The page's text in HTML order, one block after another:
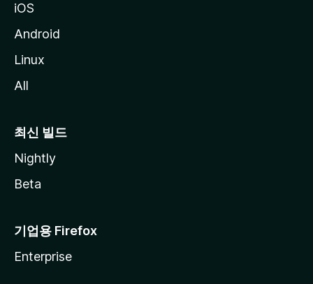
iOS
Android
Linux
All
최신 빌드
Nightly
Beta
기업용 Firefox
Enterprise